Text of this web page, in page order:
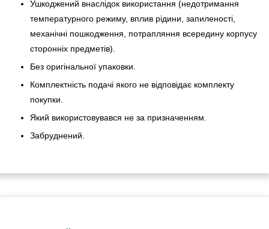
Ушкоджений внаслідок використання (недотримання
температурного режиму, вплив рідини, запиленості,
механічні пошкодження, потрапляння всередину корпусу
сторонніх предметів).
Без оригінальної упаковки.
Комплектність подачі якого не відповідає комплекту
покупки.
Який використовувався не за призначенням.
Забруднений.